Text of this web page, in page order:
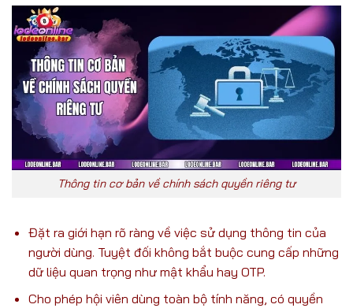
Thông tin cơ bản về chính sách quyền riêng tư
Đặt ra giới hạn rõ ràng về việc sử dụng thông tin của
người dùng. Tuyệt đối không bắt buộc cung cấp những
dữ liệu quan trọng như mật khẩu hay OTP.
Cho phép hội viên dùng toàn bộ tính năng, có quyền